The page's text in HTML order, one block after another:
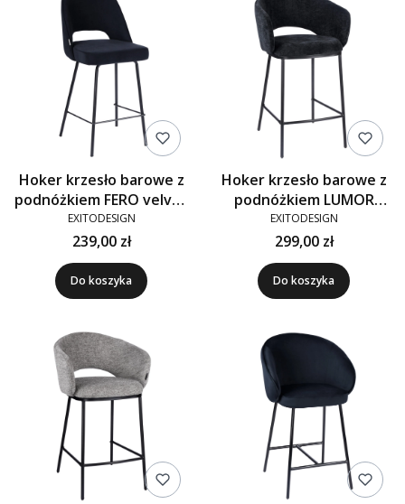
Hoker krzesło barowe z
podnóżkiem FERO velvet
czarne M-19
EXITODESIGN
239,00 zł
Do koszyka
Hoker krzesło barowe z
podnóżkiem LUMOR
tkanina czarny 2503-20A
EXITODESIGN
299,00 zł
Do koszyka